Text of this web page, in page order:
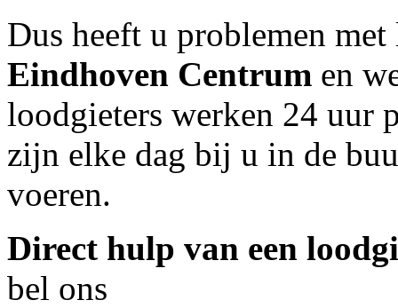
Dus heeft u problemen
Eindhoven Centrum en
loodgieters werken 24 uur
zijn elke dag bij u in de
voeren.
Direct hulp van een
bel ons